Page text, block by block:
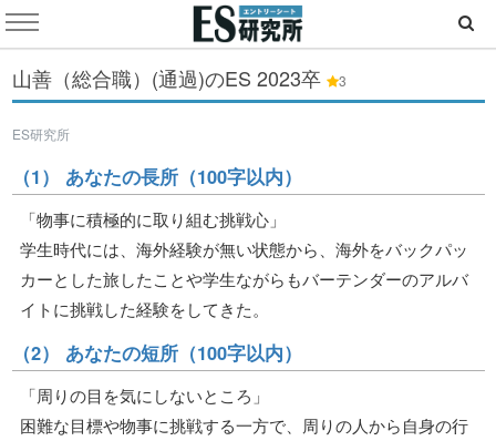
山善（総合職）(通過)のES 2023卒 3
ES研究所
（1） あなたの長所（100字以内）
「物事に積極的に取り組む挑戦心」
学生時代には、海外経験が無い状態から、海外をバックパッ
カーとした旅したことや学生ながらもバーテンダーのアルバ
イトに挑戦した経験をしてきた。
（2） あなたの短所（100字以内）
「周りの目を気にしないところ」
困難な目標や物事に挑戦する一方で、周りの人から自身の行